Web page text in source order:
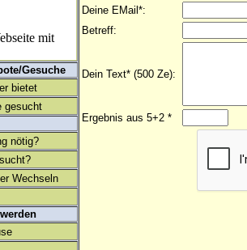
mit
Gesuche
bietet
gesucht
nötig?
Wechseln
Deine EMail*:
Betreff:
Dein Text* (500 Ze):
Ergebnis aus 5+2 *